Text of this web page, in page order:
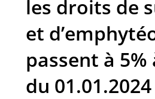
les droits de
et
passent à
du 01.01.2024